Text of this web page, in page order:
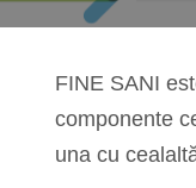
FINE SANI
componente
una cu